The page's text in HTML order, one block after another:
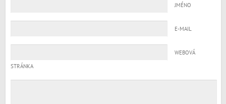
JMÉNO
E-MAIL
WEBOVÁ
STRÁNKA